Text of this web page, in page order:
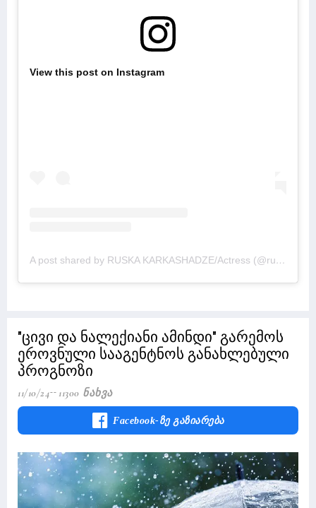
View this post on Instagram
A post shared by RUSKA KARKASHADZE/Actress (@russkakarkashadze)
"ცივი და ნალექიანი ამინდი" გარემოს
ეროვნული სააგენტნოს განახლებული
პროგნოზი
11/10/24 11300 Ნახვა
Facebook-Ზე Გაზიარება